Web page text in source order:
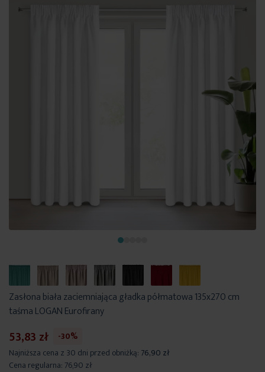
Zasłona biała zaciemniająca gładka półmatowa 135x270 cm
taśma LOGAN Eurofirany
53,83 zł
-30%
Najniższa cena z 30 dni przed obniżką: 76,90 zł
Cena regularna: 76,90 zł